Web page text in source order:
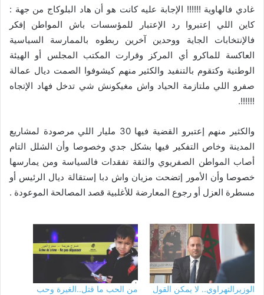
غادي فالهاوية !!!!!! الإجابة عليه كانت هو أن هاد البلوكاج من جهة :
كاين اللي إعتبروا رد الإعتبار للمؤسسات باش المواطن إفكر
فالإنتخابات الجاية ووحدين آخرين ربطوه بالممارسة السياسية
العاكسة للماكرو أي المركز وقرارت المكتب المجلس أو الهيئة
الوطنية وكتقوم بالتنفيد والكثير منهم كيشوفوا الصمت ديال عمالة
صفرو اللي ملتازمة الحياد واش مغيكونش شي تدخل فهاد الإتجاه
!!!!!!.
والكثير منهم إعتبرو القضية فيها 30 مليار اللي مرصودة لمشاريع
المدينة وخاص التفكير فيها بشكل جدي وخصوصا وأن الشلل التام
أصاب المواطن الصفريوي والثقة تفقدات فالسياسة ومن يمارسها
خصوصا وأن الأمور إتضحت مزيان واش دبا إستقالة ديال الرئيس أو
مسطرة العزل أو رجوع المعارضة للأغلبية قصد المصالحة الموعودة .
الوزيرالتهراوي.. لا يمكن القول
من الحب ما قتل..الغيرة وحب